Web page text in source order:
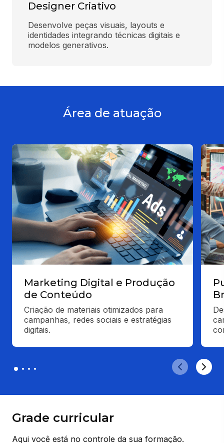
Designer Criativo
Desenvolve peças visuais, layouts e
identidades integrando técnicas digitais e
modelos generativos.
Área de atuação
Marketing Digital e Produção
de Conteúdo
Criação de materiais otimizados para
campanhas, redes sociais e estratégias
digitais.
Grade curricular
Aqui você está no controle da sua formação.